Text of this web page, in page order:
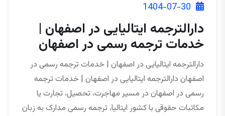
1404-07-30
دارالترجمه ایتالیایی در اصفهان |
خدمات ترجمه رسمی در اصفهان
دارالترجمه ایتالیایی در اصفهان | خدمات ترجمه رسمی در
اصفهان دارالترجمه ایتالیایی در اصفهان | خدمات ترجمه
رسمی در اصفهان در مسیر مهاجرت، تحصیل، تجارت یا
مکاتبات حقوقی با کشور ایتالیا، ترجمه رسمی مدارک به زبان